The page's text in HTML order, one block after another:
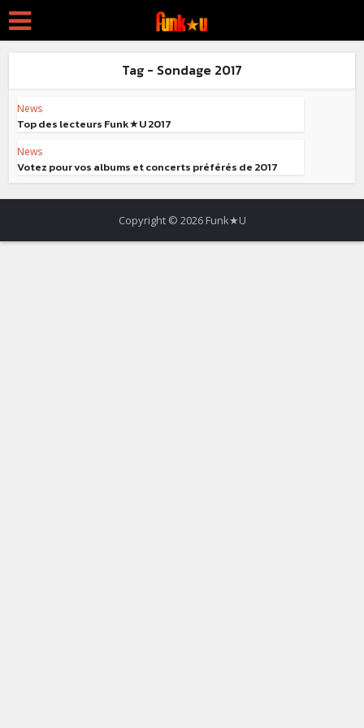
Tag - Sondage 2017
News
Top des lecteurs Funk★U 2017
News
Votez pour vos albums et concerts préférés de 2017
Copyright © 2026 Funk★U